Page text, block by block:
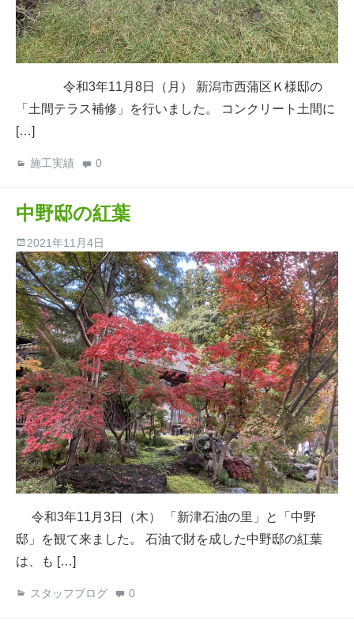
令和3年11月8日（月） 新潟市西蒲区Ｋ様邸の
「土間テラス補修」を行いました。 コンクリート土間に
[…]
施工実績 0
中野邸の紅葉
2021年11月4日
令和3年11月3日（木） 「新津石油の里」と「中野
邸」を観て来ました。 石油で財を成した中野邸の紅葉
は、も […]
スタッフブログ 0